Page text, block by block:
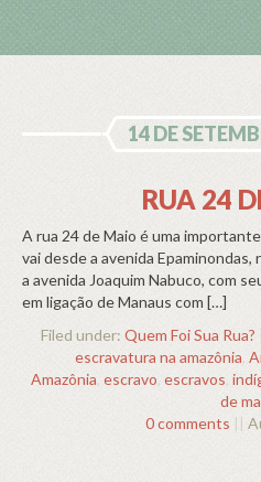
14 DE
RUA 24
A rua 24 de Maio é uma
vai desde a avenida
a avenida Joaquim Nabuco, com
em ligação de Manaus com […]
Filed under: Quem Foi Sua Rua?
escravatura na amazônia,
Amazônia, escravo, escravos,
de
0 comments ||